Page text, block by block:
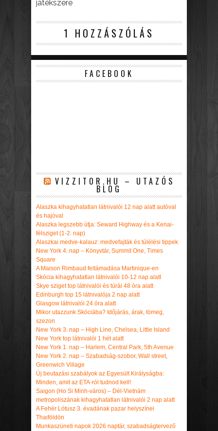
játékszere
1 HOZZÁSZÓLÁS
FACEBOOK
VIZZITOR.HU – UTAZÓS
BLOG
Alaszka kihagyhatatlan látnivalói 12 nap alatt autóval
és hajóval
Alaszka legszebb útja: Seward Highway és a Kenai-
félsziget (1-2. nap)
Alaszkai medve-kalauz: medvefajták és túlélési tippek
New York 4. nap – Könyvtár, Summit One, Times
Square
A Maison Rimbaud feltámadása Martinique-en
Skócia kihagyhatatlan látnivalói 10-12 nap alatt
Skye sziget top látnivalói és túrái 48 óra alatt
Edinburgh top 15 látnivalója 2 nap alatt
Glasgow látnivalói 24 óra alatt
Mikor utazzunk Skóciába? Időjárás, árak, tömeg,
szezon
New York 3. nap – High Line, Chelsea, Little Island
New York top látnivalói 1 hét alatt
New York 1. nap – Harlem, Central Park, 5th Avenue
New York 2. nap – Szabadság-szobor, Wall street,
Greenwich Village
Új beutazási szabályok az Egyesült Királyságba:
Minden, amit az ETA-ról tudnod kell!
Saigon (Ho Si Minh-város) – Dél-Vietnám
metropoliszának kihagyhatatlan látnivalói 2 nap alatt
A Fehér Lótusz 3. évadának pazar helyszínei
Thaiföldön
Munkaszüneti napok 2026 naptár, szabadságtervező